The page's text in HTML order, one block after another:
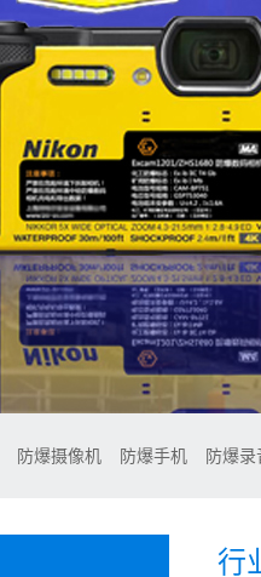
防爆摄像机 防爆手机 防爆录
行